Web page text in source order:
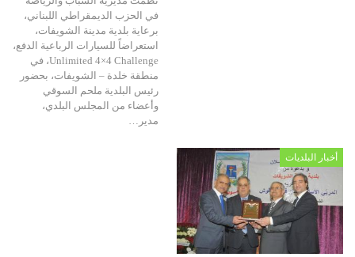
في الحزب الديمقراطي اللبناني،
برعاية بلدية مدينة الشويفات،
استعراضاً للسيارات الرباعية الدفع،
Unlimited 4×4 Challenge، في
منطقة خلدة – الشويفات، بحضور
رئيس البلدية ملحم السوقي
وأعضاء من المجلس البلدي،
مدير…
أخبار البلديات